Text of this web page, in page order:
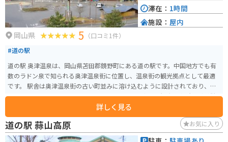
岡山県 5 （口コミ1件）
#道の駅
道の駅 奥津温泉は、岡山県苫田郡鏡野町にある道の駅です。中国地方でも有
数のラドン泉で知られる奥津温泉街に位置し、温泉街の観光拠点として最適
です。 駅舎は奥津温泉街の古い町並みに溶け込むように設計されており、地
元産の野菜や特産品を販売する物産コーナー、食事処、観光案内所などが併
設されています。奥津温泉の源泉かけ流しの足湯もあり、無料で利用できま
す。 バイクで訪れる場合、道の駅に隣接する場所にバイクスタンドと屋根付
きの駐輪場が用意されているので安心です。奥津温泉街は石畳の道が多く、
バイクの乗り入れに注意が必要です。 奥津温泉は、美作三湯の一つに数えら
詳しく見る
滞在： 1時間
施設： 屋内
道の駅 蒜山高原 お気に入り